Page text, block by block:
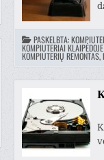
PASKELBTA:
KOMPIUTERIAI
KOMPIUTERIŲ